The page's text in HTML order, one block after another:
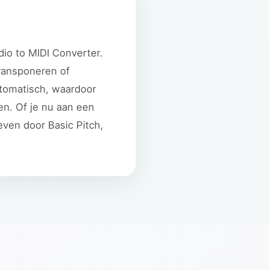
to MIDI Converter.
of
waardoor
Of je nu aan een
door Basic Pitch,